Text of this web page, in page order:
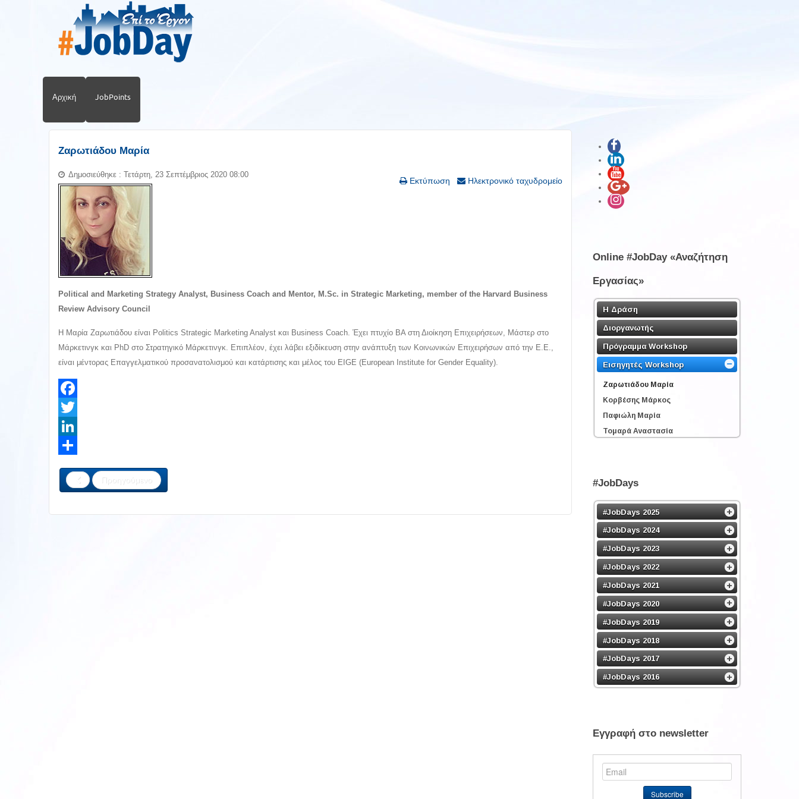
Αρχική JobPoints
Ζαρωτιάδου Μαρία
Εκτύπωση Ηλεκτρονικό ταχυδρομείο
Δημοσιεύθηκε : Τετάρτη, 23 Σεπτέμβριος 2020 08:00
Political and Marketing Strategy Analyst, Business Coach and Mentor, M.Sc. in Strategic Marketing, member of the Harvard Business
Review Advisory Council
Η Μαρία Ζαρωτιάδου είναι Politics Strategic Marketing Analyst και Business Coach. Έχει πτυχίο ΒΑ στη Διοίκηση Επιχειρήσεων, Μάστερ στο
Μάρκετινγκ και PhD στο Στρατηγικό Μάρκετινγκ. Επιπλέον, έχει λάβει εξιδίκευση στην ανάπτυξη των Κοινωνικών Επιχειρήσων από την Ε.Ε.,
είναι μέντορας Επαγγελματικού προσανατολισμού και κατάρτισης και μέλος του EIGE (European Institute for Gender Equality).
Facebook
Twitter
LinkedIn
Προηγούμενο
Online #JobDay «Αναζήτηση
Εργασίας»
Η Δράση
Διοργανωτής
Πρόγραμμα Workshop
Εισηγητές Workshop
Ζαρωτιάδου Μαρία
Κορβέσης Μάρκος
Παφιώλη Μαρία
Τομαρά Αναστασία
#JobDays
#JobDays 2025
#JobDays 2024
#JobDays 2023
#JobDays 2022
#JobDays 2021
#JobDays 2020
#JobDays 2019
#JobDays 2018
#JobDays 2017
#JobDays 2016
Εγγραφή στο newsletter